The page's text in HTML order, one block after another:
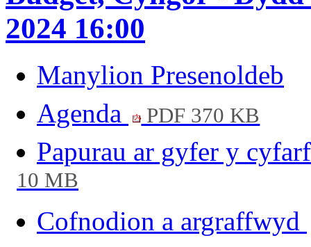
2024 16:00
Manylion Presenoldeb
Agenda
PDF 370 KB
Papurau ar gyfer y
10 MB
Cofnodion a argraffwyd